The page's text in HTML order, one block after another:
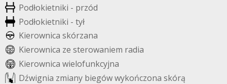
Podłokietniki - przód
Podłokietniki - tył
Kierownica skórzana
Kierownica ze sterowaniem radia
Kierownica wielofunkcyjna
Dźwignia zmiany biegówwykończona skórą